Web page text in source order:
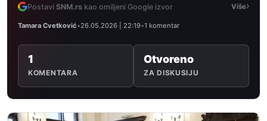
Postavi SNM.rs kao omiljeni Google izvor Više›
Tamara Cvetković•26.05.2026 | 22:19•1 komentar
1
KOMENTARA
Otvoreno
ZA DISKUSIJU